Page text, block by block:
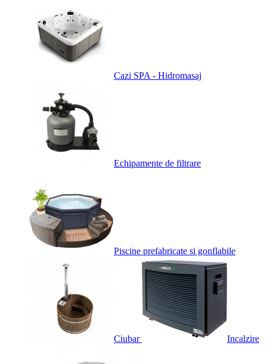
Cazi SPA - Hidromasaj
Echipamente de filtrare
Piscine prefabricate si gonflabile
Ciubar Incalzire